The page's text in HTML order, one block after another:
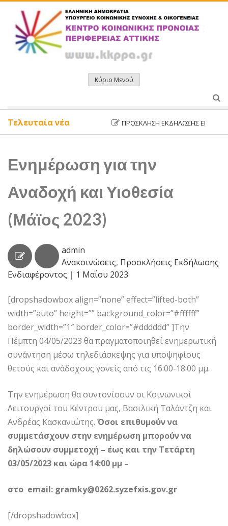
περιεχόμενο
Κύριο Μενού
ΠΡΌΣΚΛΗΣΗ ΕΚΔΉΛΩΣΗΣ
Τελευταία νέα
Ενημέρωση για την
Αναδοχή και Υιοθεσία
(Μάϊος 2023)
admin
Ανακοινώσεις, Προσκλήσεις Εκδήλωσης
Ενδιαφέροντος | 1 Μαΐου 2023
[dropshadowbox align=”none” effect=”lifted-both”
width=”auto” height=”” background_color=”#ffffff”
border_width=”1″ border_color=”#dddddd” ]Την
Πέμπτη 04/05/2023 θα πραγματοποιηθεί ενημερωτική
συνάντηση μέσω τηλεδιάσκεψης για υποψηφίους
θετούς και ανάδοχους γονείς από τις 16:00-18:00 μμ.
Την ενημέρωση θα συντονίσουν οι Κοινωνικοί
Λειτουργοί του Κέντρου μας, Βασιλική Ταλάντζη και
Ανδρέας Κασκανιώτης. Όσοι επιθυμούν να
συμμετάσχουν στην ενημέρωση μπορούν να
δηλώσουν συμμετοχή – έως και την Τετάρτη
03/05/2023 και ώρα 14:00 μμ –
στο email: gramky@0262.syzefxis.gov.gr
[/dropshadowbox]